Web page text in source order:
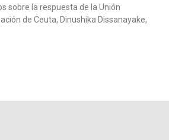
sobre la respuesta de la Unión
de Ceuta, Dinushika Dissanayake,